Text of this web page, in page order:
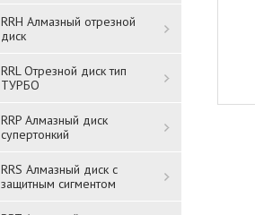
RRH Алмазный отрезной
диск
RRL Отрезной диск тип
ТУРБО
RRP Алмазный диск
супертонкий
RRS Алмазный диск с
защитным сигментом
1 031 ₸
Подробнее